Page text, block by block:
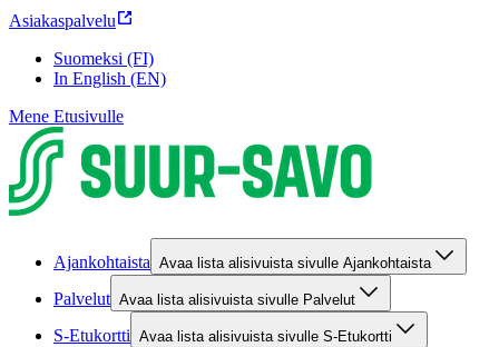
Asiakaspalvelu
Suomeksi (FI)
In English (EN)
Mene Etusivulle
Ajankohtaista Avaa lista alisivuista sivulle Ajankohtaista
Palvelut Avaa lista alisivuista sivulle Palvelut
S-Etukortti Avaa lista alisivuista sivulle S-Etukortti